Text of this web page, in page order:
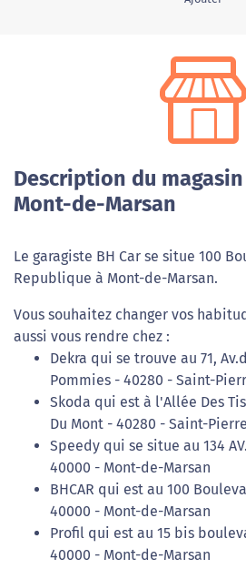
Description du magasin
Mont-de-Marsan
Le garagiste BH Car se situe 100
Republique à Mont-de-Marsan.
Vous souhaitez changer vos
aussi vous rendre chez :
Dekra qui se trouve au 71,
Pommies - 40280 - Saint-
Skoda qui est à l'Allée Des
Du Mont - 40280 - Saint-
Speedy qui se situe au 134 AV.
40000 - Mont-de-Marsan
BHCAR qui est au 100
40000 - Mont-de-Marsan
Profil qui est au 15 bis
40000 - Mont-de-Marsan